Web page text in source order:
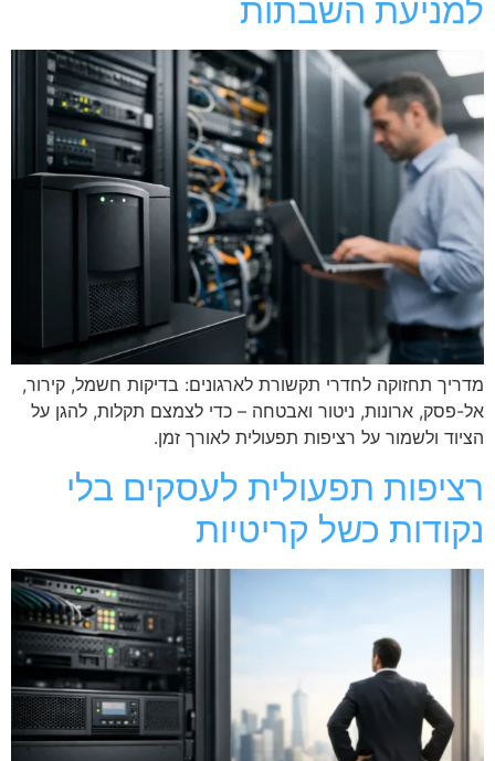
למניעת השבתות
מדריך תחזוקה לחדרי תקשורת לארגונים: בדיקות חשמל, קירור,
אל-פסק, ארונות, ניטור ואבטחה – כדי לצמצם תקלות, להגן על
הציוד ולשמור על רציפות תפעולית לאורך זמן.
רציפות תפעולית לעסקים בלי
נקודות כשל קריטיות